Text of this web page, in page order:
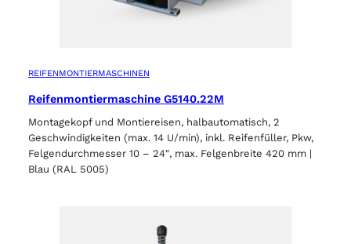
REIFENMONTIERMASCHINEN
Reifenmontiermaschine G5140.22M
Montagekopf und Montiereisen, halbautomatisch, 2
Geschwindigkeiten (max. 14 U/min), inkl. Reifenfüller, Pkw,
Felgendurchmesser 10 – 24″, max. Felgenbreite 420 mm |
Blau (RAL 5005)